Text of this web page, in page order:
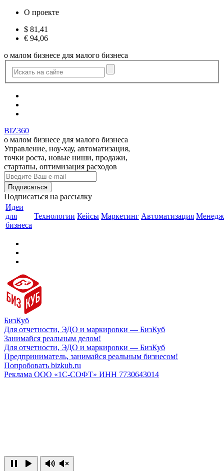
О проекте
$ 81,41
€ 94,06
о малом бизнесе для малого бизнеса
BIZ360
о малом бизнесе для малого бизнеса
Управление, ноу-хау, автоматизация,
точки роста, новые ниши, продажи,
стартапы, оптимизация расходов
Подписаться на рассылку
Идеи
для
бизнеса
Технологии Кейсы Маркетинг Автоматизация
БизКуб
Для отчетности, ЭДО и маркировки — БизКуб
Занимайся реальным делом!
Для отчетности, ЭДО и маркировки — БизКуб
Предприниматель, занимайся реальным бизнесом!
Попробовать bizkub.ru
Реклама ООО «1С-СОФТ» ИНН 7730643014